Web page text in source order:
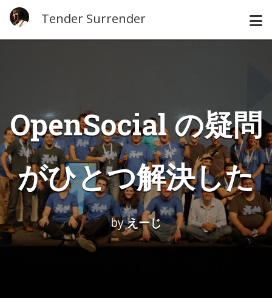
Tender Surrender
OpenSocial の疑問
がひとつ解決した
byえーじ